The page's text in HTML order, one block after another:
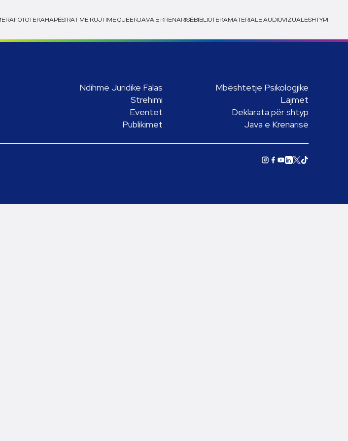
FOTOTEKAHAPËSIRAT ME KUJTIME QUEERJAVA E KRENARISËBIBLIOTEKAMATERIALE AUDIOVIZUALESHTYPI
Ndihmë Juridike Falas
Mbështetje Psikologjike
Strehimi
Lajmet
Eventet
Deklarata për shtyp
Publikimet
Java e Krenarisë